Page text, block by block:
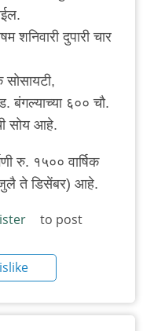
शनिवारी दुपारी चार
बंगल्याच्या ६०० चौ.
सोय आहे.
रु. १५०० वार्षिक
ते डिसेंबर) आहे.
to post